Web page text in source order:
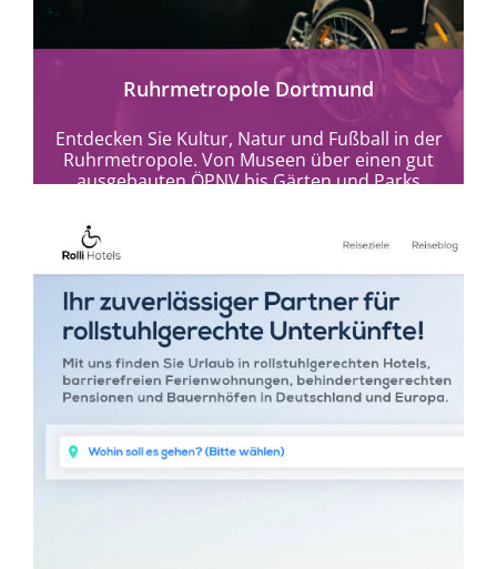
Ruhrmetropole Dortmund
Entdecken Sie Kultur, Natur und Fußball in der
Ruhrmetropole. Von Museen über einen gut
ausgebauten ÖPNV bis Gärten und Parks